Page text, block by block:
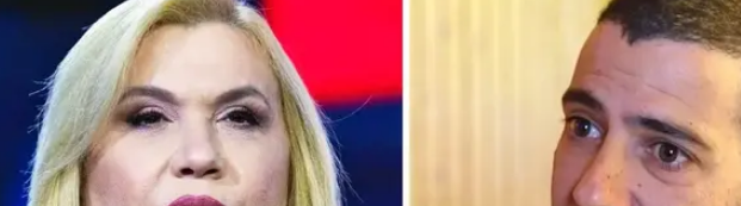
לא בלי הומור עצמי, לקחה בחשבון את עמדותיו של גל:"מערכת במצוקה
אתם מכירים תחקירן/תחקירנית עם ניסיון כלשהו שאליכם לא התאימו אבל
אם כן בבקשה העבירו לי (עדיפות לתומכי הרפורמה המשפטית, אבל מי שלא
אותו)"
, נכתב בה בקריצה, שעבור רבים בערוץ נתפסה כעקיצה מרה. השאר
לא ברור כאמור אם תחקירן הגיע, שרון גל כבר הלך.